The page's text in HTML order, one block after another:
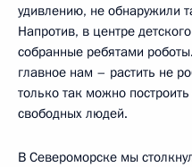
удивлению, не обнаружили
Напротив, в центре
собранные ребятами
главное нам – растить не
только так можно
свободных людей.
В Североморске мы